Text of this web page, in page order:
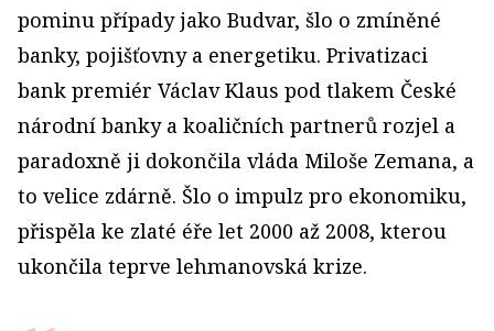
pominu případy jako Budvar, šlo o zmíněné
banky, pojišťovny a energetiku. Privatizaci
bank premiér Václav Klaus pod tlakem České
národní banky a koaličních partnerů rozjel a
paradoxně ji dokončila vláda Miloše Zemana, a
to velice zdárně. Šlo o impulz pro ekonomiku,
přispěla ke zlaté éře let 2000 až 2008, kterou
ukončila teprve lehmanovská krize.